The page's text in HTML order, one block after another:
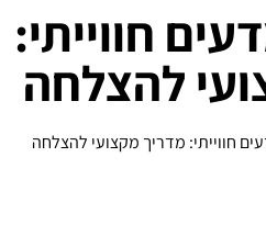
חווייתי:
להצלחה
חווייתי: מדריך מקצועי להצלחה